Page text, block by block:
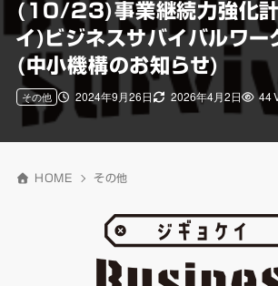
(10/23)事業継続力強化計
イ)ビジネスサバイバルワー
(中小機構のお知らせ)
2024年9月26日 2026年4月2日
その他 44
HOME その他